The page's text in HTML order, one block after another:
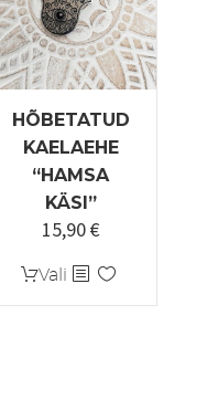
tootelehel.
HÕBETATUD
KAELAEHE
“HAMSA
KÄSI”
15,90€
Vali Sellel
tootel